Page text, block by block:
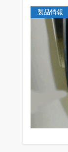
製品情報